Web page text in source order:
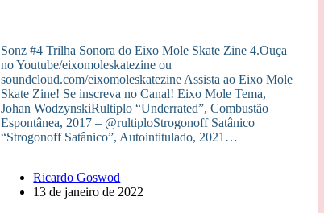
Sonz #4 Trilha Sonora do Eixo Mole Skate Zine 4.Ouça
no Youtube/eixomoleskatezine ou
soundcloud.com/eixomoleskatezine Assista ao Eixo Mole
Skate Zine! Se inscreva no Canal! Eixo Mole Tema,
Johan WodzynskiRultiplo “Underrated”, Combustão
Espontânea, 2017 – @rultiploStrogonoff Satânico
“Strogonoff Satânico”, Autointitulado, 2021…
Ricardo Goswod
13 de janeiro de 2022